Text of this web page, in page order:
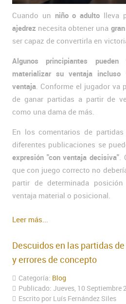
Cuando un niño o adulto lleva
ajedrez necesita obtener una
ser capaz de convertirla en
Algunos principiantes
materializar su ventaja incluso
ventaja. Conforme el jugador va
de ganar partidas a partir de
como una dama de más.
En los comentarios de
diferentes publicaciones se
expresión "con ventaja decisiva".
que con juego correcto no
partir de determinada
ventaja material o posicional.
Leer más...
Descuidos en las partidas
y errores de concepto
Categoría: Blog
Publicado: Jueves, 10 Septiembre
Escrito por Luís Fernández Siles